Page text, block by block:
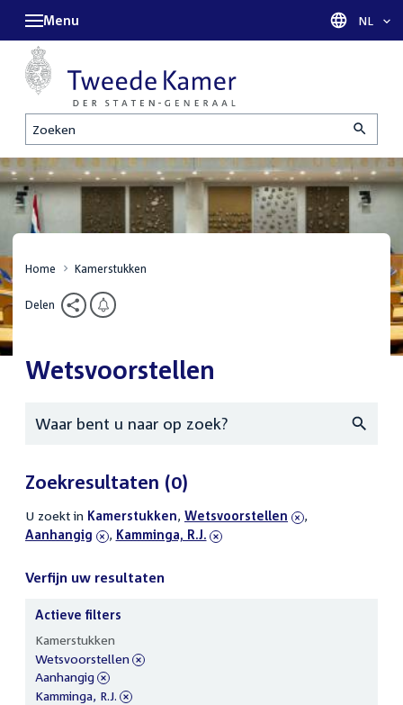
Zoeken
Menu Taal
NL
Home Kamerstukken
Delen
Wetsvoorstellen
Zoeken
Zoekresultaten (0)
U zoekt in actieve
filters
Kamerstukken, verwijder
filter
Wetsvoorstellen ,
Aanhangig , verwijder
Kamminga, R.J.
Verfijn uw resultaten
uw
resultaten
Actieve filters
Kamerstukken
verwijder
filter
Wetsvoorstellen
verwijder
filter
Aanhangig
verwijder
Kamminga, R.J.